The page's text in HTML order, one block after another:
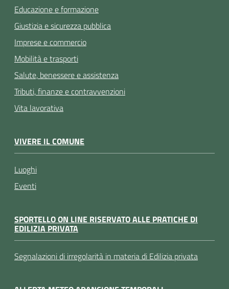
Educazione e formazione
Giustizia e sicurezza pubblica
Imprese e commercio
Mobilità e trasporti
Salute, benessere e assistenza
Tributi, finanze e contravvenzioni
Vita lavorativa
VIVERE IL COMUNE
Luoghi
Eventi
SPORTELLO ON LINE RISERVATO ALLE PRATICHE DI
EDILIZIA PRIVATA
Segnalazioni di irregolarità in materia di Edilizia privata